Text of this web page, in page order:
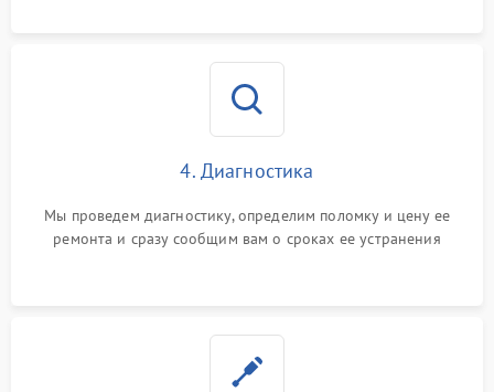
4. Диагностика
Мы проведем диагностику, определим поломку и цену ее
ремонта и сразу сообщим вам о сроках ее устранения